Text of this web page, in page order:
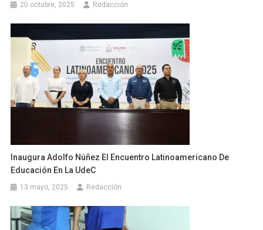
20 octubre, 2025 Redacción
Inaugura Adolfo Núñez El Encuentro Latinoamericano De
Educación En La UdeC
13 mayo, 2025 Redacción